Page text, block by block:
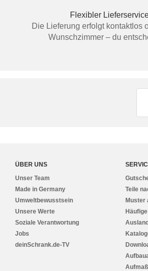
Flexibler
Die Lieferung erfolgt kontaktlos
Wunschzimmer – du
ÜBER UNS
Unser Team
Made in Germany
Umweltbewusstsein
Unsere Werte
Soziale Verantwortung
Jobs
deinSchrank.de-TV
Teile
Muster